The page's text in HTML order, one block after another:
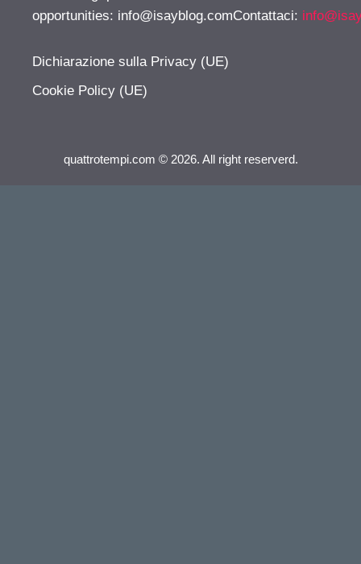
opportunities: info@isayblog.comContattaci:
Dichiarazione sulla Privacy (UE)
Cookie Policy (UE)
quattrotempi.com © 2026. All right reserverd.